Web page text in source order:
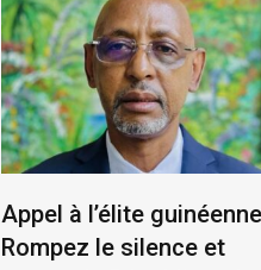
Appel à l’élite
Rompez le silence et